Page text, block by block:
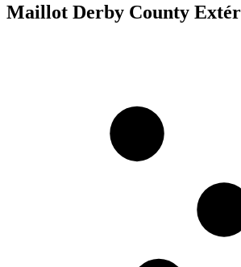
Maillot Derby County